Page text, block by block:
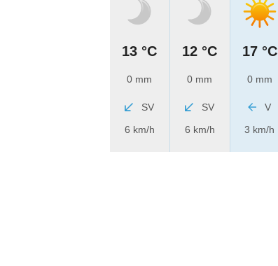
13 °C
0 mm
SV
6 km/h
12 °C
0 mm
SV
6 km/h
17 °C
0 mm
V
3 km/h